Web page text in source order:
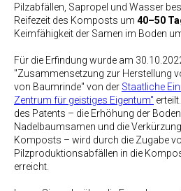
Pilzabfällen, Sapropel und Wasser
Reifezeit des Komposts um 40–50
Keimfähigkeit der Samen im Boden
Für die Erfindung wurde am
"Zusammensetzung zur Herstellung
von Baumrinde" von der Staatliche
Zentrum für geistiges Eigentum"
des Patents – die Erhöhung der
Nadelbaumsamen und die
Komposts – wird durch die Zugabe
Pilzproduktionsabfällen in die
erreicht.